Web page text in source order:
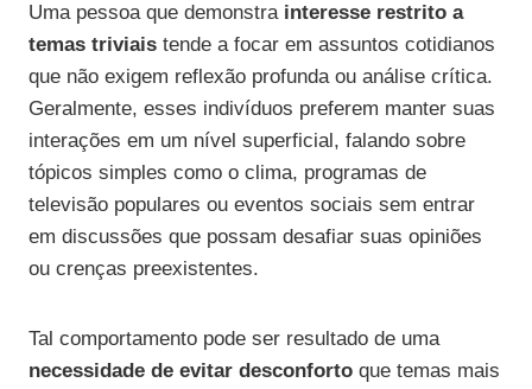
Uma pessoa que demonstra interesse restrito a
temas triviais tende a focar em assuntos cotidianos
que não exigem reflexão profunda ou análise crítica.
Geralmente, esses indivíduos preferem manter suas
interações em um nível superficial, falando sobre
tópicos simples como o clima, programas de
televisão populares ou eventos sociais sem entrar
em discussões que possam desafiar suas opiniões
ou crenças preexistentes.
Tal comportamento pode ser resultado de uma
necessidade de evitar desconforto que temas mais